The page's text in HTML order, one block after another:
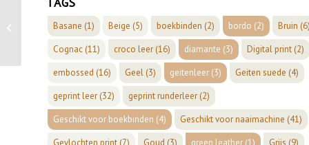
Basane (1) Beige (5) boekbinden (2) bordo (2) Bruin
Cognac (11) croco leer (16) diamante (3) Digital print (2)
embossed (16) Geel (3) geitenleer (3) Geiten suede (4)
geprint leer (32) geprint runderleer (2)
Geschikt voor boekbinden (4) Geschikt voor naaimachine (41)
Gevlochten print (7) Goud (3) green leather (1) Grijs (9)
cognac geit